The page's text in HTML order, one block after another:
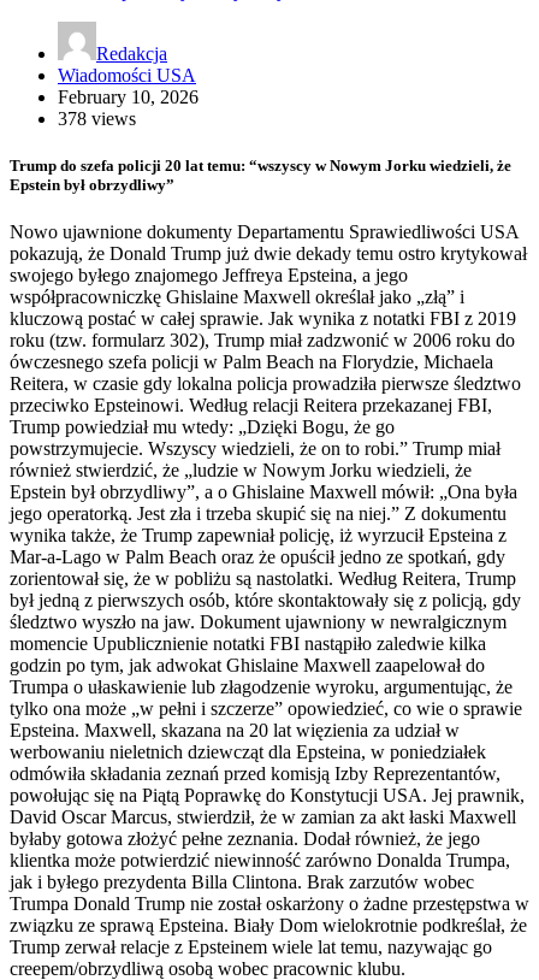
Redakcja
Wiadomości USA
February 10, 2026
378 views
Trump do szefa policji 20 lat temu: “wszyscy w Nowym Jorku wiedzieli, że
Epstein był obrzydliwy”
Nowo ujawnione dokumenty Departamentu Sprawiedliwości USA
pokazują, że Donald Trump już dwie dekady temu ostro krytykował
swojego byłego znajomego Jeffreya Epsteina, a jego
współpracowniczkę Ghislaine Maxwell określał jako „złą” i
kluczową postać w całej sprawie. Jak wynika z notatki FBI z 2019
roku (tzw. formularz 302), Trump miał zadzwonić w 2006 roku do
ówczesnego szefa policji w Palm Beach na Florydzie, Michaela
Reitera, w czasie gdy lokalna policja prowadziła pierwsze śledztwo
przeciwko Epsteinowi. Według relacji Reitera przekazanej FBI,
Trump powiedział mu wtedy: „Dzięki Bogu, że go
powstrzymujecie. Wszyscy wiedzieli, że on to robi.” Trump miał
również stwierdzić, że „ludzie w Nowym Jorku wiedzieli, że
Epstein był obrzydliwy”, a o Ghislaine Maxwell mówił: „Ona była
jego operatorką. Jest zła i trzeba skupić się na niej.” Z dokumentu
wynika także, że Trump zapewniał policję, iż wyrzucił Epsteina z
Mar-a-Lago w Palm Beach oraz że opuścił jedno ze spotkań, gdy
zorientował się, że w pobliżu są nastolatki. Według Reitera, Trump
był jedną z pierwszych osób, które skontaktowały się z policją, gdy
śledztwo wyszło na jaw. Dokument ujawniony w newralgicznym
momencie Upublicznienie notatki FBI nastąpiło zaledwie kilka
godzin po tym, jak adwokat Ghislaine Maxwell zaapelował do
Trumpa o ułaskawienie lub złagodzenie wyroku, argumentując, że
tylko ona może „w pełni i szczerze” opowiedzieć, co wie o sprawie
Epsteina. Maxwell, skazana na 20 lat więzienia za udział w
werbowaniu nieletnich dziewcząt dla Epsteina, w poniedziałek
odmówiła składania zeznań przed komisją Izby Reprezentantów,
powołując się na Piątą Poprawkę do Konstytucji USA. Jej prawnik,
David Oscar Marcus, stwierdził, że w zamian za akt łaski Maxwell
byłaby gotowa złożyć pełne zeznania. Dodał również, że jego
klientka może potwierdzić niewinność zarówno Donalda Trumpa,
jak i byłego prezydenta Billa Clintona. Brak zarzutów wobec
Trumpa Donald Trump nie został oskarżony o żadne przestępstwa w
związku ze sprawą Epsteina. Biały Dom wielokrotnie podkreślał, że
Trump zerwał relacje z Epsteinem wiele lat temu, nazywając go
creepem/obrzydliwą osobą wobec pracownic klubu.